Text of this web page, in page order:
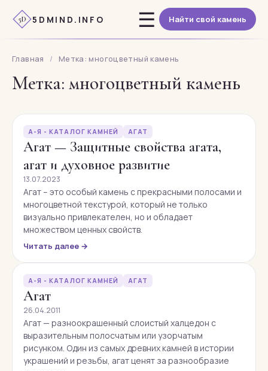
Перейти
содержимому
5D 5DMIND.INFO ☰ Найти свой камень
Главная / Метка: многоцветный камень
Метка: многоцветный камень
А-Я - КАТАЛОГ КАМНЕЙ АГАТ
Агат — Защитные свойства агата,
агат и духовное развитие
13.07.2023
Агат – это особый камень с прекрасными полосами и
многоцветной текстурой, который не только
визуально привлекателен, но и обладает
множеством ценных свойств.
Читать далее →
А-Я - КАТАЛОГ КАМНЕЙ АГАТ
Агат
26.04.2011
Агат — разноокрашенный слоистый халцедон с
выразительным полосчатым или узорчатым
рисунком. Один из самых древних камней в истории
украшений и резьбы, агат ценят за разнообразие